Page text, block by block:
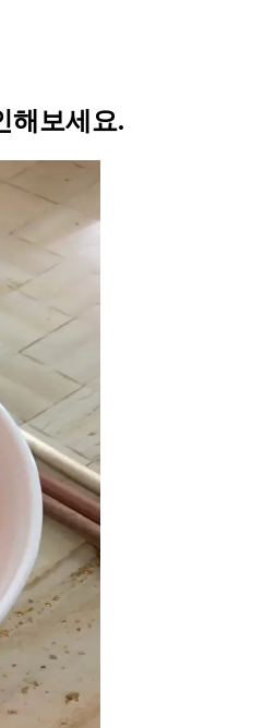
해보세요.